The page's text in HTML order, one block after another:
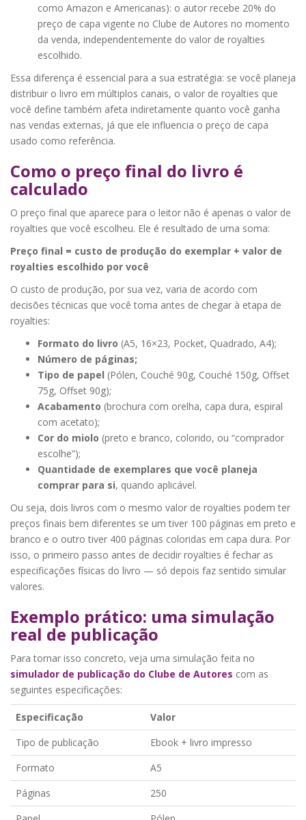
como Amazon e Americanas): o autor recebe 20% do
preço de capa vigente no Clube de Autores no momento
da venda, independentemente do valor de royalties
escolhido.
Essa diferença é essencial para a sua estratégia: se você planeja
distribuir o livro em múltiplos canais, o valor de royalties que
você define também afeta indiretamente quanto você ganha
nas vendas externas, já que ele influencia o preço de capa
usado como referência.
Como o preço final do livro é
calculado
O preço final que aparece para o leitor não é apenas o valor de
royalties que você escolheu. Ele é resultado de uma soma:
Preço final = custo de produção do exemplar + valor de
royalties escolhido por você
O custo de produção, por sua vez, varia de acordo com
decisões técnicas que você toma antes de chegar à etapa de
royalties:
Formato do livro (A5, 16×23, Pocket, Quadrado, A4);
Número de páginas;
Tipo de papel (Pólen, Couché 90g, Couché 150g, Offset
75g, Offset 90g);
Acabamento (brochura com orelha, capa dura, espiral
com acetato);
Cor do miolo (preto e branco, colorido, ou “comprador
escolhe”);
Quantidade de exemplares que você planeja
comprar para si, quando aplicável.
Ou seja, dois livros com o mesmo valor de royalties podem ter
preços finais bem diferentes se um tiver 100 páginas em preto e
branco e o outro tiver 400 páginas coloridas em capa dura. Por
isso, o primeiro passo antes de decidir royalties é fechar as
especificações físicas do livro — só depois faz sentido simular
valores.
Exemplo prático: uma simulação
real de publicação
Para tornar isso concreto, veja uma simulação feita no
simulador de publicação do Clube de Autores com as
seguintes especificações:
Especificação
Valor
Tipo de publicação
Ebook + livro impresso
Formato
A5
Páginas
250